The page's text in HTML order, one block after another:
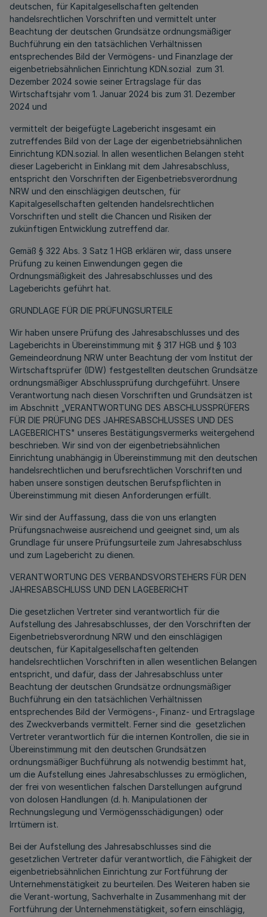
deutschen, für Kapitalgesellschaften geltenden
handelsrechtlichen Vorschriften und vermittelt unter
Beachtung der deutschen Grundsätze ordnungsmäßiger
Buchführung ein den tatsächlichen Verhältnissen
entsprechendes Bild der Vermögens- und Finanzlage der
eigenbetriebsähnlichen Einrichtung KDN.sozial zum 31.
Dezember 2024 sowie seiner Ertragslage für das
Wirtschaftsjahr vom 1. Januar 2024 bis zum 31. Dezember
2024 und
vermittelt der beigefügte Lagebericht insgesamt ein
zutreffendes Bild von der Lage der eigenbetriebsähnlichen
Einrichtung KDN.sozial. In allen wesentlichen Belangen steht
dieser Lagebericht in Einklang mit dem Jahresabschluss,
entspricht den Vorschriften der Eigenbetriebsverordnung
NRW und den einschlägigen deutschen, für
Kapitalgesellschaften geltenden handelsrechtlichen
Vorschriften und stellt die Chancen und Risiken der
zukünftigen Entwicklung zutreffend dar.
Gemäß § 322 Abs. 3 Satz 1 HGB erklären wir, dass unsere
Prüfung zu keinen Einwendungen gegen die
Ordnungsmäßigkeit des Jahresabschlusses und des
Lageberichts geführt hat.
GRUNDLAGE FÜR DIE PRÜFUNGSURTEILE
Wir haben unsere Prüfung des Jahresabschlusses und des
Lageberichts in Übereinstimmung mit § 317 HGB und § 103
Gemeindeordnung NRW unter Beachtung der vom Institut der
Wirtschaftsprüfer (IDW) festgestellten deutschen Grundsätze
ordnungsmäßiger Abschlussprüfung durchgeführt. Unsere
Verantwortung nach diesen Vorschriften und Grundsätzen ist
im Abschnitt „VERANTWORTUNG DES ABSCHLUSSPRÜFERS
FÜR DIE PRÜFUNG DES JAHRESABSCHLUSSES UND DES
LAGEBERICHTS" unseres Bestätigungsvermerks weitergehend
beschrieben. Wir sind von der eigenbetriebsähnlichen
Einrichtung unabhängig in Übereinstimmung mit den deutschen
handelsrechtlichen und berufsrechtlichen Vorschriften und
haben unsere sonstigen deutschen Berufspflichten in
Übereinstimmung mit diesen Anforderungen erfüllt.
Wir sind der Auffassung, dass die von uns erlangten
Prüfungsnachweise ausreichend und geeignet sind, um als
Grundlage für unsere Prüfungsurteile zum Jahresabschluss
und zum Lagebericht zu dienen.
VERANTWORTUNG DES VERBANDSVORSTEHERS FÜR DEN
JAHRESABSCHLUSS UND DEN LAGEBERICHT
Die gesetzlichen Vertreter sind verantwortlich für die
Aufstellung des Jahresabschlusses, der den Vorschriften der
Eigenbetriebsverordnung NRW und den einschlägigen
deutschen, für Kapitalgesellschaften geltenden
handelsrechtlichen Vorschriften in allen wesentlichen Belangen
entspricht, und dafür, dass der Jahresabschluss unter
Beachtung der deutschen Grundsätze ordnungsmäßiger
Buchführung ein den tatsächlichen Verhältnissen
entsprechendes Bild der Vermögens-, Finanz- und Ertragslage
des Zweckverbands vermittelt. Ferner sind die gesetzlichen
Vertreter verantwortlich für die internen Kontrollen, die sie in
Übereinstimmung mit den deutschen Grundsätzen
ordnungsmäßiger Buchführung als notwendig bestimmt hat,
um die Aufstellung eines Jahresabschlusses zu ermöglichen,
der frei von wesentlichen falschen Darstellungen aufgrund
von dolosen Handlungen (d. h. Manipulationen der
Rechnungslegung und Vermögensschädigungen) oder
Irrtümern ist.
Bei der Aufstellung des Jahresabschlusses sind die
gesetzlichen Vertreter dafür verantwortlich, die Fähigkeit der
eigenbetriebsähnlichen Einrichtung zur Fortführung der
Unternehmenstätigkeit zu beurteilen. Des Weiteren haben sie
die Verant-wortung, Sachverhalte in Zusammenhang mit der
Fortführung der Unternehmenstätigkeit, sofern einschlägig,